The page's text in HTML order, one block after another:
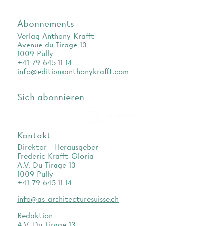
Abonnements
Verlag Anthony Krafft
Avenue du Tirage 13
1009 Pully
+41 79 645 11 14
info@editionsanthonykrafft.com
Sich abonnieren
Kontakt
Direktor - Herausgeber
Frederic Krafft-Gloria
A.V. Du Tirage 13
1009 Pully
+41 79 645 11 14
info@as-architecturesuisse.ch
Redaktion